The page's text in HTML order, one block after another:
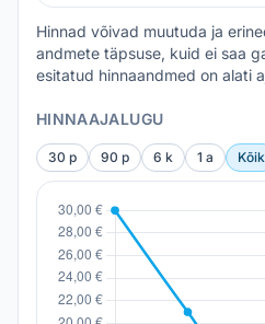
Hinnad võivad muutuda ja
andmete täpsuse, kuid ei saa
esitatud hinnaandmed on alati
HINNAAJALUGU
30 p 90 p 6 k 1 a Kõik